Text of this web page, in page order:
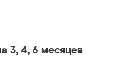
3, 4, 6 месяцев